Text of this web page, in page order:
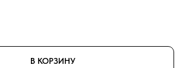
В КОРЗИНУ